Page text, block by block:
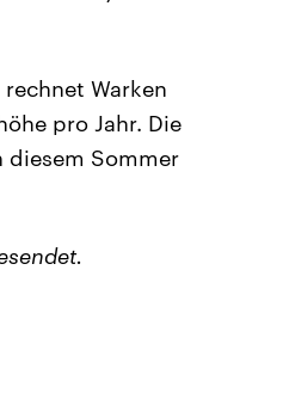
Warken
pro Jahr. Die
diesem Sommer